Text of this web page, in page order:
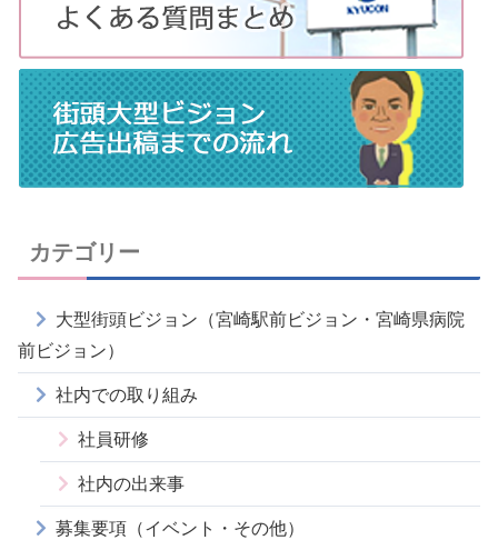
カテゴリー
大型街頭ビジョン（宮崎駅前ビジョン・宮崎県病院
前ビジョン）
社内での取り組み
社員研修
社内の出来事
募集要項（イベント・その他）